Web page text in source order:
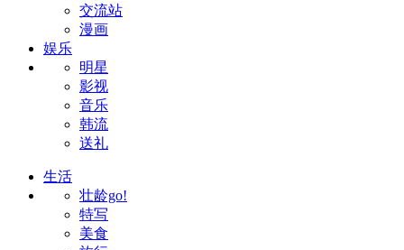
交流站
漫画
娱乐
明星
影视
音乐
韩流
送礼
生活
壮龄go!
特写
美食